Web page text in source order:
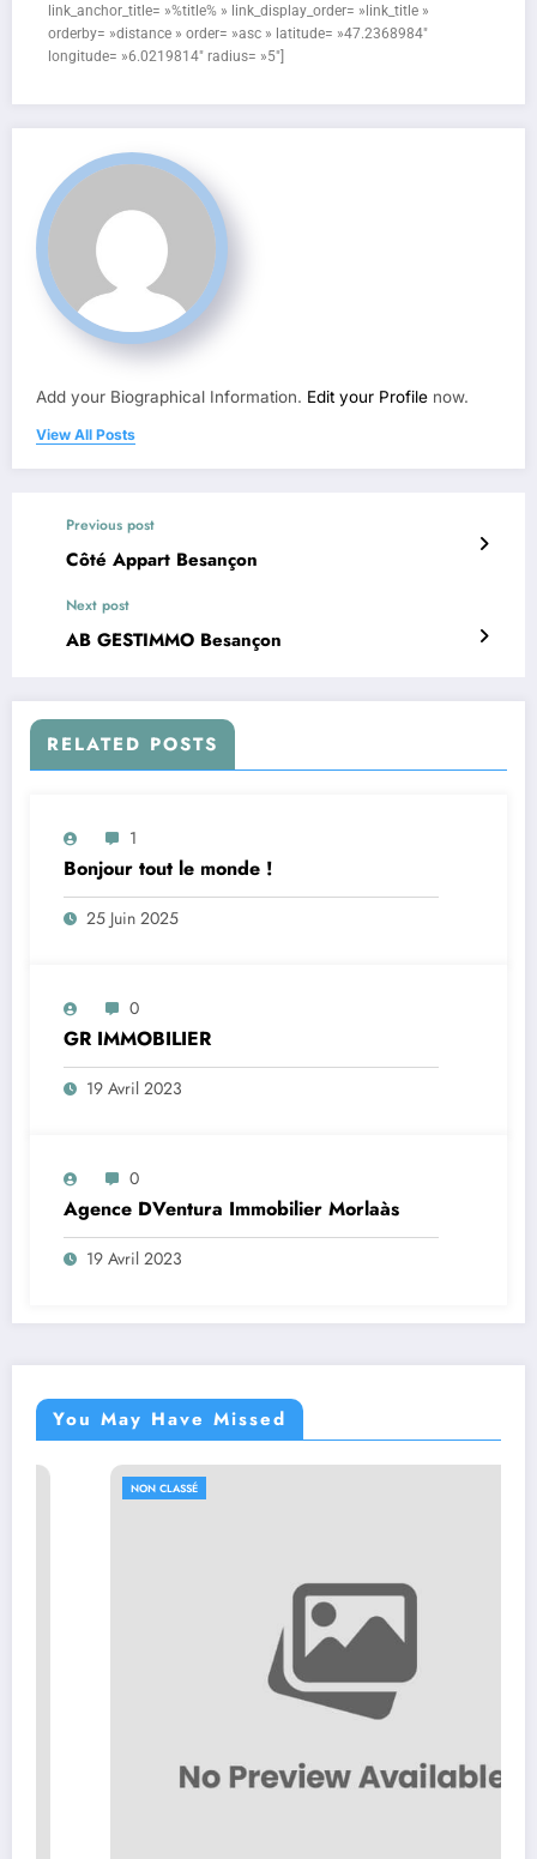
link_anchor_title= »%title% » link_display_order= »link_title »
orderby= »distance » order= »asc » latitude= »47.2368984″
longitude= »6.0219814″ radius= »5″]
Add your Biographical Information. Edit your Profile now.
View All Posts
Previous post
Côté Appart Besançon
Next post
AB GESTIMMO Besançon
RELATED POSTS
1
Bonjour tout le monde !
25 Juin 2025
0
GR IMMOBILIER
19 Avril 2023
0
Agence DVentura Immobilier Morlaàs
19 Avril 2023
You May Have Missed